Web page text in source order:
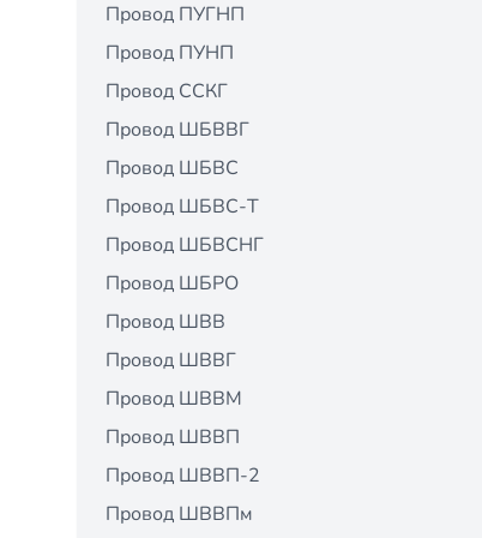
Провод ПУГНП
Провод ПУНП
Провод ССКГ
Провод ШБВВГ
Провод ШБВС
Провод ШБВС-Т
Провод ШБВСНГ
Провод ШБРО
Провод ШВВ
Провод ШВВГ
Провод ШВВМ
Провод ШВВП
Провод ШВВП-2
Провод ШВВПм